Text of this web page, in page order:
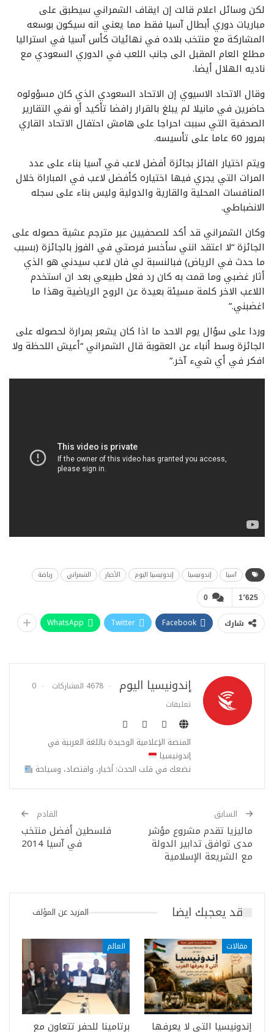
لكن وسائل اعلام قالت إن ايقاف الشمراني سيطبق على
مباريات دوري أبطال آسيا فقط مما يعني انه سيكون بوسعه
المشاركة مع منتخب بلاده في نهائيات كأس آسيا في استراليا
مطلع العام المقبل الى جانب اللعب في الدوري السعودي مع
ناديه الهلال أيضا.
وقال الاتحاد الاسيوي إن الاتحاد السعودي الذي كان مسؤولوه
حاضرين في مانيلا لم يبلغ بالقرار رافضا تأكيد أو نفي التقارير
الصحفية التي سببت احراجا على هامش احتفال الاتحاد القاري
بمرور 60 عاما على تأسيسه.
ويتم اختيار الفائز بجائزة أفضل لاعب في آسيا بناء على عدد
المرات التي يجري فيها اختياره كأفضل لاعب في المباراة خلال
المنافسات المحلية والقارية والدولية وليس بناء على سجله
الانضباطي.
وكان الشمراني قد أكد للصحفيين عبر مترجم عشية حصوله على
الجائزة “لا اعتقد انني سأخسر فرصتي في الفوز بالجائزة (بسبب
ما حدث في الرياض) فبالنسبة لي فان لاعب سيدني هو الذي
أثار غضبي وما قمت به كان رد فعل طبيعي بعد ان استخدم
اللاعب الاخر كلمة مسيئة بعيدة عن الروح الرياضية وهذا ما
اغضبني.”
وردا على سؤال يوم الاحد ما اذا كان يشعر بمرارة لحصوله على
الجائزة وسط أنباء عن العقوبة قال الشمراني “أعيش اللحظة ولا
افكر في أي شيء آخر.”
آسيا إندونيسيا إندونيسيا اليوم الأخبار الشمراني رياضة
0 1٬625
شارك Facebook
Twitter
WhatsApp
إندونيسيا اليوم 4678 المشاركات
0
تعليقات
المنصة الإعلامية الوحيدة باللغة العربية في
إندونيسيا
نضعك في قلب الحدث: أخبار، واقتصاد، وسياحة
السابق
ماليزيا تقدم مشروع مؤشر
مدى توافق تدابير الدولة
مع الشريعة الإسلامية
القادم
فلسطين أفضل منتخب
في آسيا 2014
قد يعجبك ايضا المزيد عن المؤلف
مقالات
إندونيسيا التي لا يعرفها
العالم
برتامينا للحفر تتعاون مع